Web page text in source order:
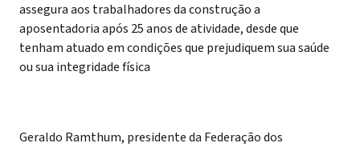
assegura aos trabalhadores da construção a
aposentadoria após 25 anos de atividade, desde que
tenham atuado em condições que prejudiquem sua saúde
ou sua integridade física
Geraldo Ramthum, presidente da Federação dos